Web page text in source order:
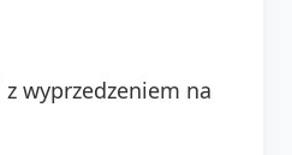
z wyprzedzeniem na